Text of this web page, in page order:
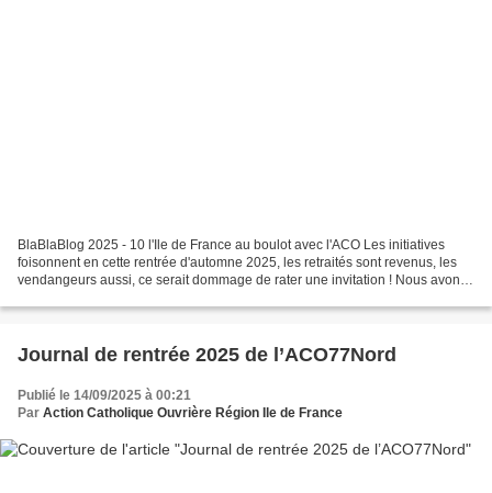
BlaBlaBlog 2025 - 10 l'Ile de France au boulot avec l'ACO Les initiatives
foisonnent en cette rentrée d'automne 2025, les retraités sont revenus, les
vendangeurs aussi, ce serait dommage de rater une invitation ! Nous avons
Journal de rentrée 2025 de l’ACO77Nord
Publié le 14/09/2025 à 00:21
Par Action Catholique Ouvrière Région Ile de France